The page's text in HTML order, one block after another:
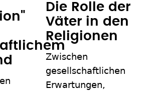
Die Rolle der
Väter in den
Religionen
Zwischen
gesellschaftlichen
Erwartungen,